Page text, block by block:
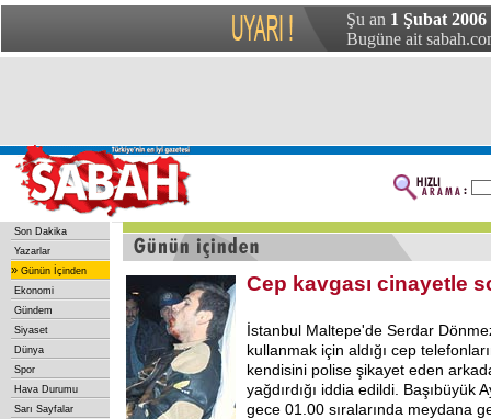
Şu an 1 Şubat
Bugüne ait
Son Dakika
Yazarlar
» Günün İçinden
Ekonomi
Gündem
Siyaset
Dünya
Spor
Hava Durumu
Sarı Sayfalar
Cep kavgası cinayetle
İstanbul Maltepe'de Serdar
kullanmak için aldığı cep
kendisini polise şikayet eden
yağdırdığı iddia edildi. Başıbüyük
gece 01.00 sıralarında meydana